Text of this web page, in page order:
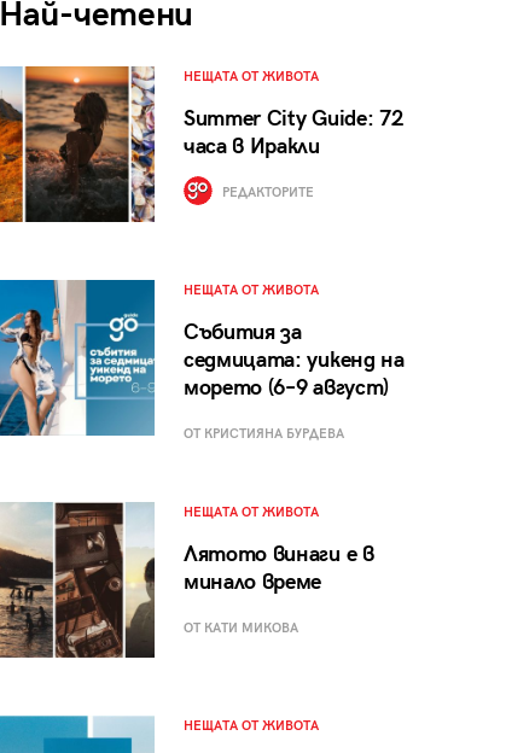
Най-четени
НЕЩАТА ОТ ЖИВОТА
Summer City Guide: 72
часа в Иракли
РЕДАКТОРИТЕ
НЕЩАТА ОТ ЖИВОТА
Събития за
седмицата: уикенд на
морето (6–9 август)
ОТ КРИСТИЯНА БУРДЕВА
НЕЩАТА ОТ ЖИВОТА
Лятото винаги е в
минало време
ОТ КАТИ МИКОВА
НЕЩАТА ОТ ЖИВОТА